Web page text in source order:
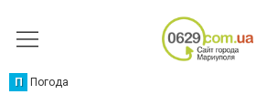
П Погода